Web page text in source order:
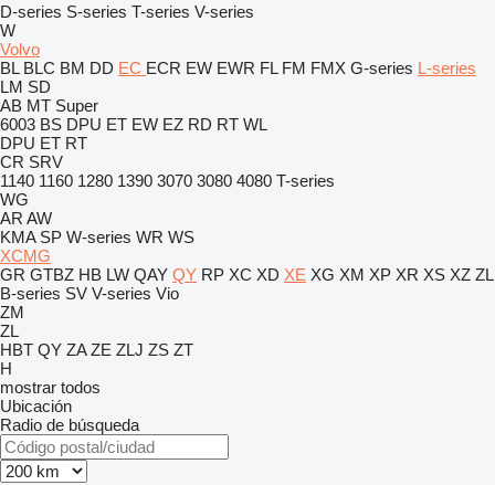
D-series S-series T-series V-series
W
Volvo
BL BLC BM DD EC ECR EW EWR FL FM FMX G-series L-series
LM SD
AB MT Super
6003 BS DPU ET EW EZ RD RT WL
DPU ET RT
CR SRV
1140 1160 1280 1390 3070 3080 4080 T-series
WG
AR AW
KMA SP W-series WR WS
XCMG
GR GTBZ HB LW QAY QY RP XC XD XE XG XM XP XR XS XZ ZL
B-series SV V-series Vio
ZM
ZL
HBT QY ZA ZE ZLJ ZS ZT
H
mostrar todos
Ubicación
Radio de búsqueda